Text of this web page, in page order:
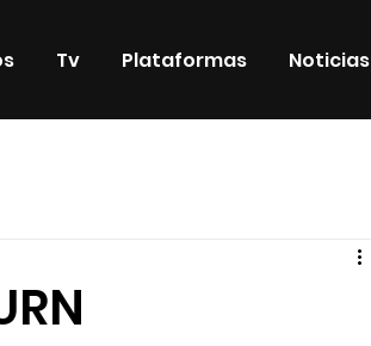
Tv Plataformas Noticias